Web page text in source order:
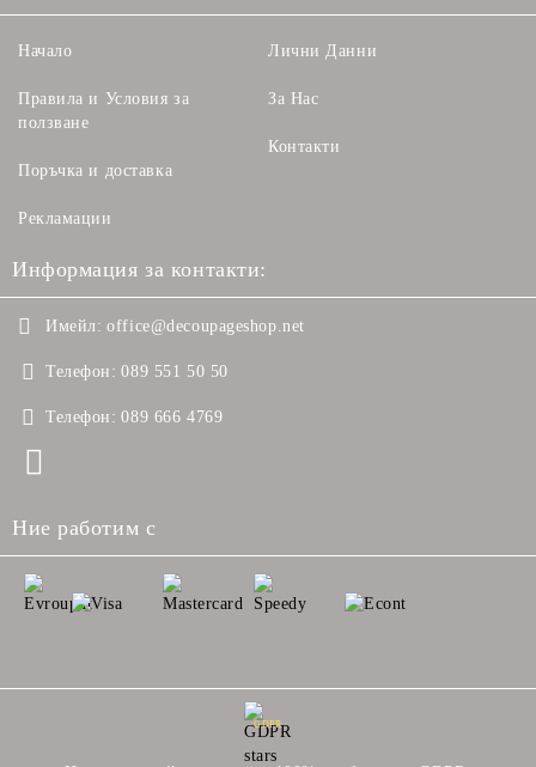
Начало
Правила и Условия за
ползване
Поръчка и доставка
Рекламации
Лични Данни
За Нас
Контакти
Информация за контакти:
Имейл: office@decoupageshop.net
Телефон: 089 551 50 50
Телефон: 089 666 4769
Ние работим с
GDPR